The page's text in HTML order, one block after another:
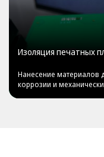
Изоляция печатных
Нанесение материалов
коррозии и